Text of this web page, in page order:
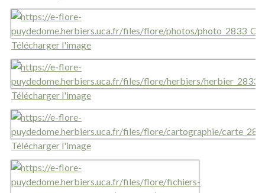
Télécharger l'image
Télécharger l'image
Télécharger l'image